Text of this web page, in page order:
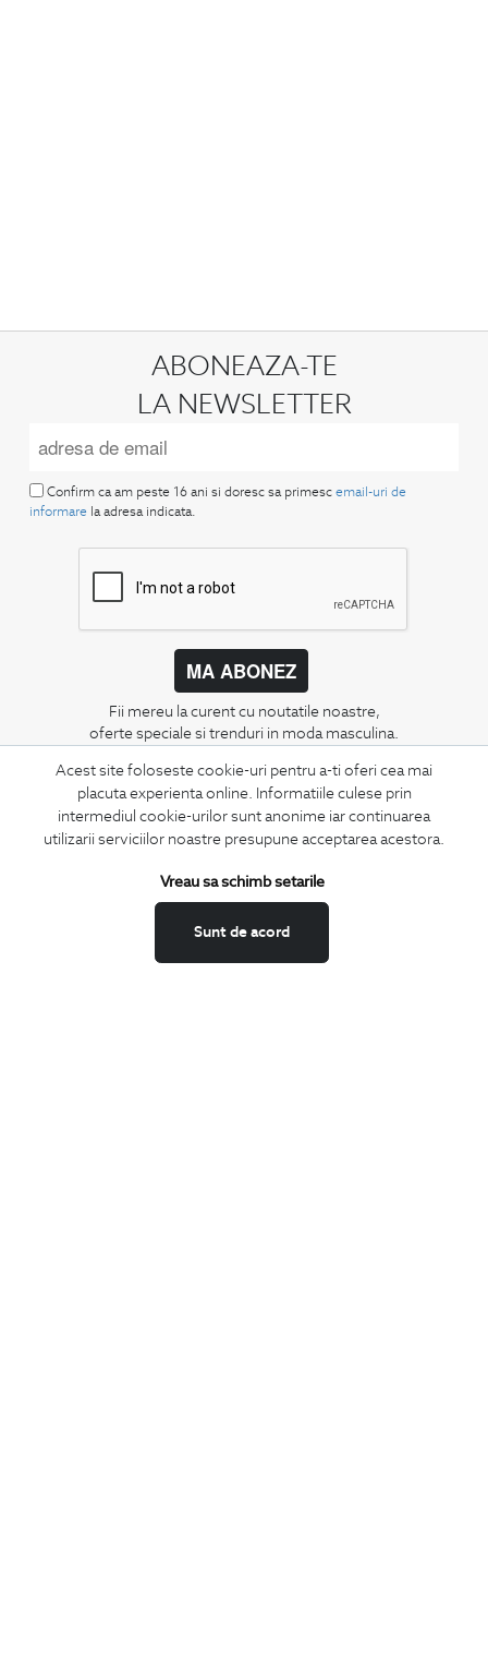
Acest site foloseste cookie-uri pentru a-ti oferi cea mai
placuta experienta online. Informatiile culese prin
intermediul cookie-urilor sunt anonime iar continuarea
utilizarii serviciilor noastre presupune acceptarea acestora.
Sunt de acord
Vreau sa schimb setarile
ABONEAZA-TE
LA NEWSLETTER
Confirm ca am peste 16 ani si doresc sa primesc email-uri de
informare la adresa indicata.
MA ABONEZ
Fii mereu la curent cu noutatile noastre,
oferte speciale si trenduri in moda masculina.
CONCIERGE
Termeni si conditii
Schimburi si retur
Securitatea datelor
Feedback site
ANPC
SOL